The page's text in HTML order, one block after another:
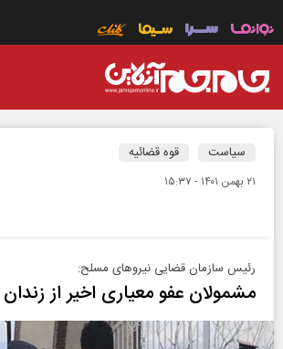
سیاست قوه قضائیه
۲۱ بهمن ۱۴۰۱ - ۱۵:۳۷
رئیس سازمان قضایی نیروهای مسلح:
مشمولان عفو معیاری اخیر از